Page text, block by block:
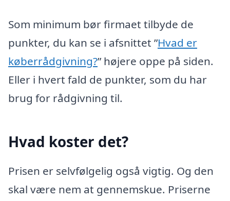
Som minimum bør firmaet tilbyde de
punkter, du kan se i afsnittet ”Hvad er
køberrådgivning?” højere oppe på siden.
Eller i hvert fald de punkter, som du har
brug for rådgivning til.
Hvad koster det?
Prisen er selvfølgelig også vigtig. Og den
skal være nem at gennemskue. Priserne